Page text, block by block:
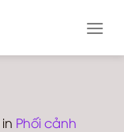
in Phối cảnh